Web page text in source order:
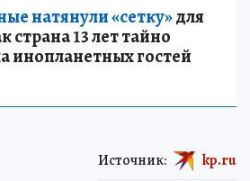
натянули «сетку»для
страна 13 лет тайно
инопланетных гостей
Источник: kp.ru